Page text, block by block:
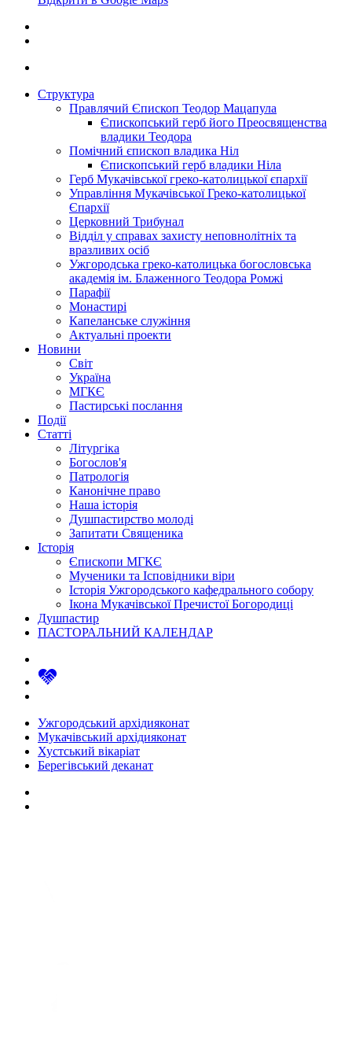
Структура
Правлячий Єпископ Теодор Мацапула
Єпископський герб його Преосвященства
владики Теодора
Помічний єпископ владика Ніл
Єпископський герб владики Ніла
Герб Мукачівської греко-католицької єпархії
Управління Мукачівської Греко-католицької
Єпархії
Церковний Трибунал
Відділ у справах захисту неповнолітніх та
вразливих осіб
Ужгородська греко-католицька богословська
академія ім. Блаженного Теодора Ромжі
Парафії
Монастирі
Капеланське служіння
Актуальні проекти
Новини
Світ
Україна
МГКЄ
Пастирські послання
Події
Статті
Літургіка
Богослов'я
Патрологія
Канонічне право
Наша історія
Душпастирство молоді
Запитати Священика
Історія
Єпископи МГКЄ
Мученики та Ісповідники віри
Історія Ужгородського кафедрального собору
Ікона Мукачівської Пречистої Богородиці
Душпастир
ПАСТОРАЛЬНИЙ КАЛЕНДАР
Ужгородський архідияконат
Мукачівський архідияконат
Хустський вікаріат
Берегівський деканат